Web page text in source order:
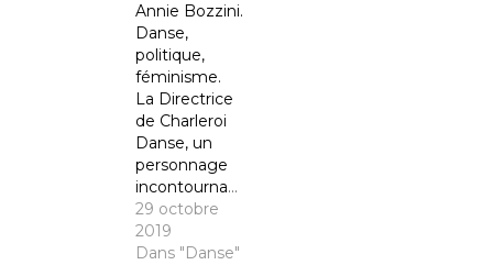
Annie Bozzini.
Danse,
politique,
féminisme.
La Directrice
de Charleroi
Danse, un
personnage
incontournable.
29 octobre
2019
Dans "Danse"